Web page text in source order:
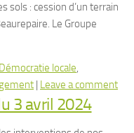
sols : cession d’un terrain
Le Groupe
Démocratie locale,
| Leave a comment
3 avril 2024